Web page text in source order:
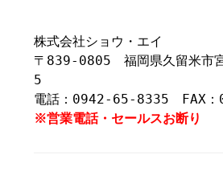
株式会社ショウ・エイ
〒839-0805 福岡県久留米市
5
電話：0942-65-8335 FAX
※営業電話・セールスお断り